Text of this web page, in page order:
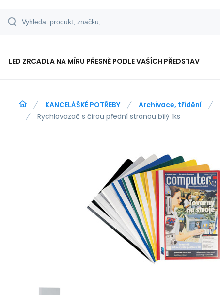
LED ZRCADLA NA MÍRU PŘESNĚ PODLE VAŠÍCH PŘEDSTAV
KANCELÁŠKÉ POTŘEBY Archivace, třídění
Rychlovazač s čirou přední stranou bílý 1ks